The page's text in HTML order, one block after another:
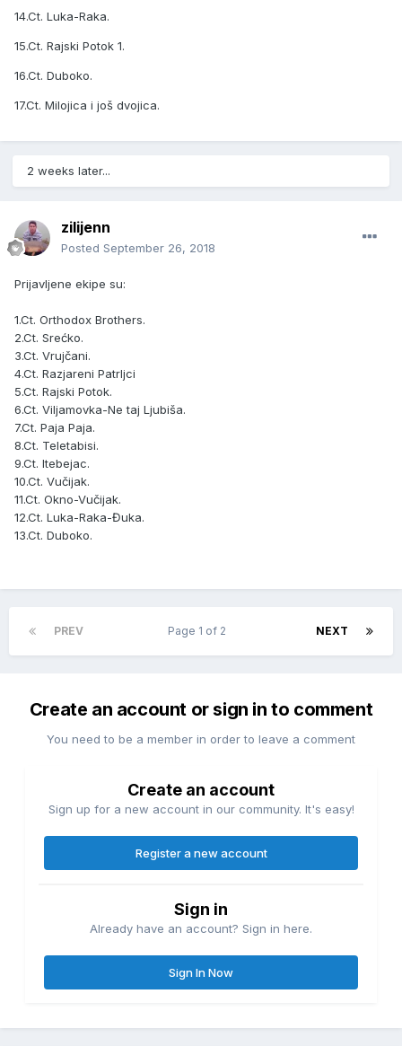
14.Ct. Luka-Raka.
15.Ct. Rajski Potok 1.
16.Ct. Duboko.
17.Ct. Milojica i još dvojica.
2 weeks later...
zilijenn
Posted September 26, 2018
Prijavljene ekipe su:
1.Ct. Orthodox Brothers.
2.Ct. Srećko.
3.Ct. Vrujčani.
4.Ct. Razjareni Patrljci
5.Ct. Rajski Potok.
6.Ct. Viljamovka-Ne taj Ljubiša.
7.Ct. Paja Paja.
8.Ct. Teletabisi.
9.Ct. Itebejac.
10.Ct. Vučijak.
11.Ct. Okno-Vučijak.
12.Ct. Luka-Raka-Đuka.
13.Ct. Duboko.
PREV NEXT
Page 1 of 2
Create an account or sign in to comment
You need to be a member in order to leave a comment
Create an account
Sign up for a new account in our community. It's easy!
Register a new account
Sign in
Already have an account? Sign in here.
Sign In Now